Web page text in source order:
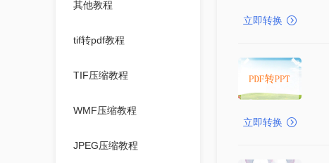
其他教程
tif转pdf教程
TIF压缩教程
WMF压缩教程
JPEG压缩教程
立即转换
立即转换